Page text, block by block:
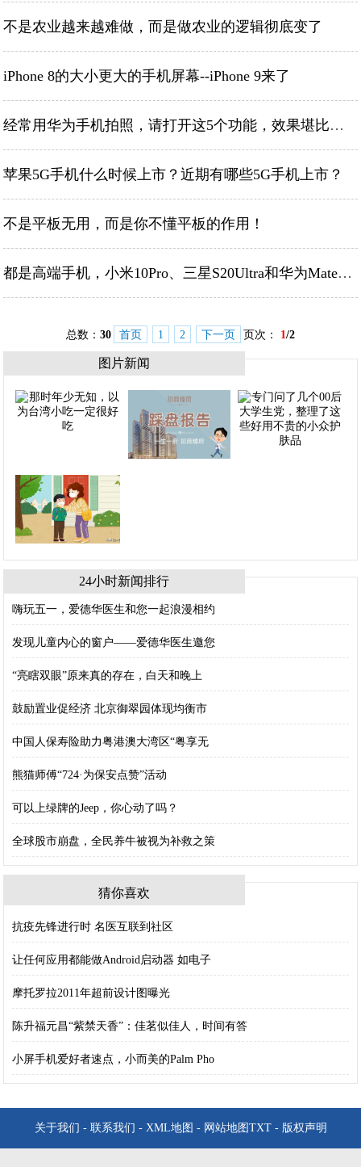
不是农业越来越难做，而是做农业的逻辑彻底变了
iPhone 8的大小更大的手机屏幕--iPhone 9来了
经常用华为手机拍照，请打开这5个功能，效果堪比单反
苹果5G手机什么时候上市？近期有哪些5G手机上市？
不是平板无用，而是你不懂平板的作用！
都是高端手机，小米10Pro、三星S20Ultra和华为Mate30Pro，买谁？
总数： 30 首页 1 2 下一页 页次： 1/2
图片新闻
24小时新闻排行
嗨玩五一，爱德华医生和您一起浪漫相约
发现儿童内心的窗户——爱德华医生邀您
“亮瞎双眼”原来真的存在，白天和晚上
鼓励置业促经济 北京御翠园体现均衡市
中国人保寿险助力粤港澳大湾区“粤享无
熊猫师傅“724·为保安点赞”活动
可以上绿牌的Jeep，你心动了吗？
全球股市崩盘，全民养牛被视为补救之策
猜你喜欢
抗疫先锋进行时 名医互联到社区
让任何应用都能做Android启动器 如电子
摩托罗拉2011年超前设计图曝光
陈升福元昌“紫禁天香”：佳茗似佳人，时间有答
小屏手机爱好者速点，小而美的Palm Pho
关于我们 - 联系我们 - XML地图 - 网站地图 TXT- 版权声明